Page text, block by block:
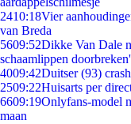
2410:18Vier
van Breda
5609:52Dikke Van Dale
schaamlippen doorbreken'
4009:42Duitser (93)
2509:22Huisarts per
6609:19Onlyfans-model
maan